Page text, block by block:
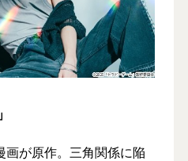
が原作。三角関係に陥